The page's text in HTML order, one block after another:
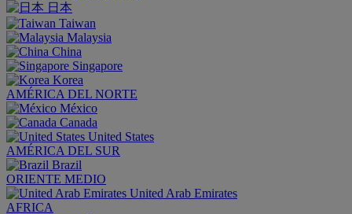
日本
Taiwan
Malaysia
China
Singapore
Korea
AMÉRICA DEL NORTE
México
Canada
United States
AMÉRICA DEL SUR
Brazil
ORIENTE MEDIO
United Arab Emirates
AFRICA